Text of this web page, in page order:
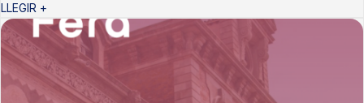
LLEGIR +